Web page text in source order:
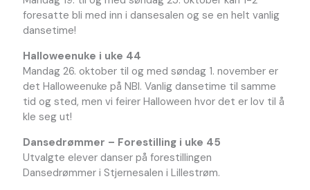
foresatte bli med inn i dansesalen og se en helt vanlig
dansetime!
Halloweenuke i uke 44
Mandag 26. oktober til og med søndag 1. november er
det Halloweenuke på NBI. Vanlig dansetime til samme
tid og sted, men vi feirer Halloween hvor det er lov til å
kle seg ut!
Dansedrømmer – Forestilling i uke 45
Utvalgte elever danser på forestillingen
Dansedrømmer i Stjernesalen i Lillestrøm.